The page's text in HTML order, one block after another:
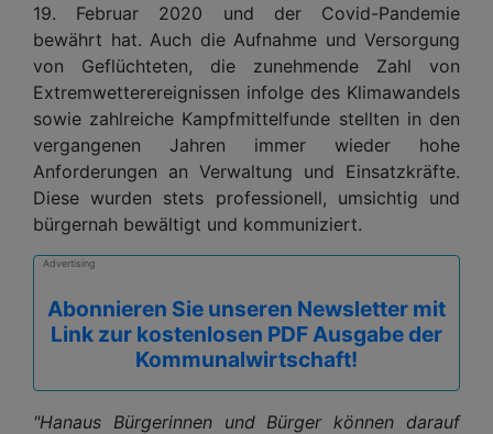
19. Februar 2020 und der Covid-Pandemie
bewährt hat. Auch die Aufnahme und Versorgung
von Geflüchteten, die zunehmende Zahl von
Extremwetterereignissen infolge des Klimawandels
sowie zahlreiche Kampfmittelfunde stellten in den
vergangenen Jahren immer wieder hohe
Anforderungen an Verwaltung und Einsatzkräfte.
Diese wurden stets professionell, umsichtig und
bürgernah bewältigt und kommuniziert.
Advertising
Abonnieren Sie unseren Newsletter mit
Link zur kostenlosen PDF Ausgabe der
Kommunalwirtschaft!
"Hanaus Bürgerinnen und Bürger können darauf